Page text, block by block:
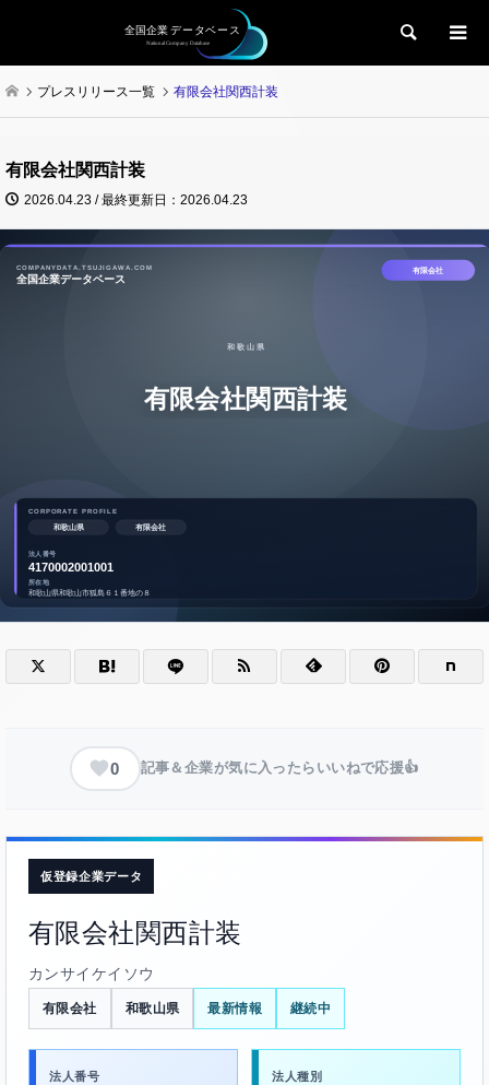
検索
プレスリリース一覧 有限会社関西計装
有限会社関西計装
2026.04.23 / 最終更新日：2026.04.23
0 記事＆企業が気に入ったらいいねで応援👍
仮登録企業データ
有限会社関西計装
カンサイケイソウ
有限会社 和歌山県 最新情報 継続中
法人番号 法人種別